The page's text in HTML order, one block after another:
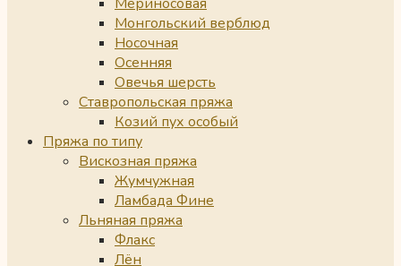
Монгольский верблюд
Носочная
Осенняя
Овечья шерсть
Ставропольская пряжа
Козий пух особый
Пряжа по типу
Вискозная пряжа
Жумчужная
Ламбада Фине
Льняная пряжа
Флакс
Лён